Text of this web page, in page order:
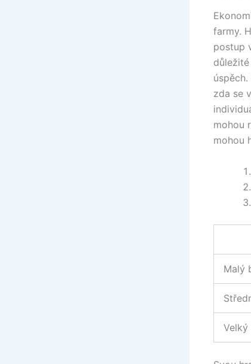
farmy.
postup
zda se
mohou
mohou
Malý